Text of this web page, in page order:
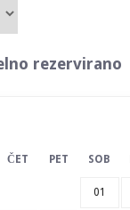
rezervirano
ČET PET SOB
01